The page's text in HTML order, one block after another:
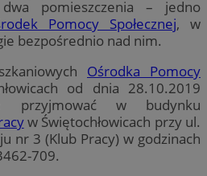
pomieszczenia – jedno
Pomocy Społecznej, w
bezpośrednio nad nim.
Ośrodka Pomocy
od dnia 28.10.2019
przyjmować w budynku
w Świętochłowicach przy ul.
nr 3 (Klub Pracy) w godzinach
709.